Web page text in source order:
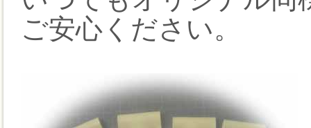
ご安心ください。